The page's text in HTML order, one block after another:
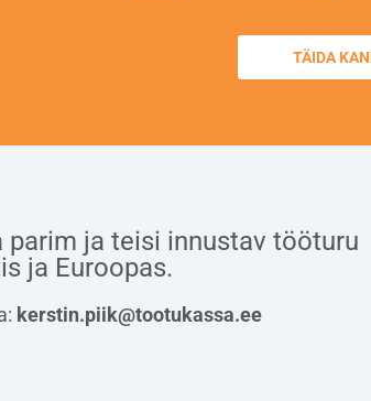
TÄIDA
parim ja teisi innustav tööturu
ja Euroopas.
kerstin.piik@tootukassa.ee